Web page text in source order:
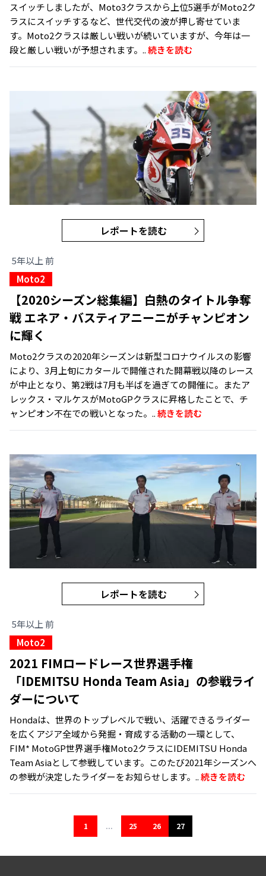
スイッチしましたが、Moto3クラスから上位5選手がMoto2ク
ラスにスイッチするなど、世代交代の波が押し寄せていま
す。Moto2クラスは厳しい戦いが続いていますが、今年は一
段と厳しい戦いが予想されます。..続きを読む
レポートを読む
5年以上 前
Moto2
【2020シーズン総集編】白熱のタイトル争奪
戦 エネア・バスティアニーニがチャンピオン
に輝く
Moto2クラスの2020年シーズンは新型コロナウイルスの影響
により、3月上旬にカタールで開催された開幕戦以降のレース
が中止となり、第2戦は7月も半ばを過ぎての開催に。またア
レックス・マルケスがMotoGPクラスに昇格したことで、チ
ャンピオン不在での戦いとなった。..続きを読む
レポートを読む
5年以上 前
Moto2
2021 FIMロードレース世界選手権
「IDEMITSU Honda Team Asia」の参戦ライ
ダーについて
Hondaは、世界のトップレベルで戦い、活躍できるライダー
を広くアジア全域から発掘・育成する活動の一環として、
FIM* MotoGP世界選手権Moto2クラスにIDEMITSU Honda
Team Asiaとして参戦しています。このたび2021年シーズンへ
の参戦が決定したライダーをお知らせします。..続きを読む
1 ... 25 26 27